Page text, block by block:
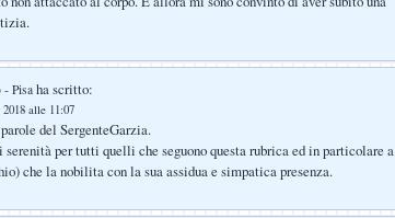
Pisa ha scritto:
alle 11:07
del SergenteGarzia.
serenità per tutti quelli che seguono questa rubrica ed in particolare a
che la nobilita con la sua assidua e simpatica presenza.